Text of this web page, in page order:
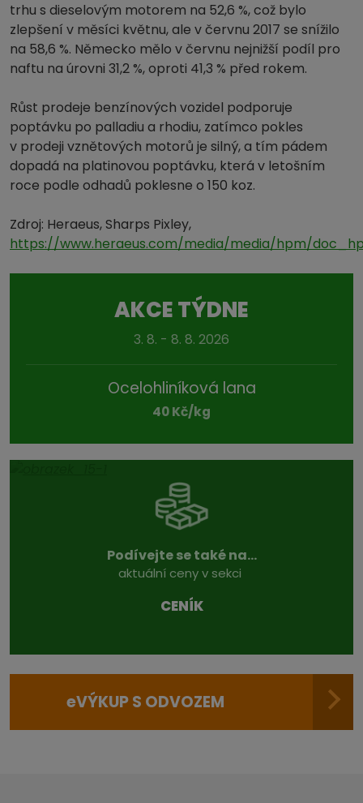
trhu s dieselovým motorem na 52,6 %, což bylo
zlepšení v měsíci květnu, ale v červnu 2017 se snížilo
na 58,6 %. Německo mělo v červnu nejnižší podíl pro
naftu na úrovni 31,2 %, oproti 41,3 % před rokem.
Růst prodeje benzínových vozidel podporuje
poptávku po palladiu a rhodiu, zatímco pokles
v prodeji vznětových motorů je silný, a tím pádem
dopadá na platinovou poptávku, která v letošním
roce podle odhadů poklesne o 150 koz.
Zdroj: Heraeus, Sharps Pixley,
https://www.heraeus.com/media/media/hpm/
AKCE TÝDNE
3. 8. - 8. 8. 2026
Ocelohliníková lana
40 Kč/kg
Podívejte se také na...
aktuální ceny v sekci
CENÍK
eVÝKUP S ODVOZEM